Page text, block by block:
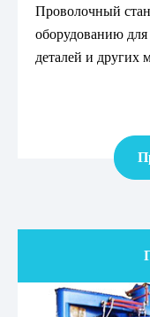
Проволочный
оборудованию для
деталей и других